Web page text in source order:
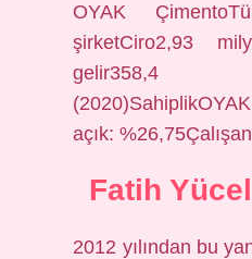
OYAK
şirketCiro2,93
açık:
Fatih
2012 yılından bu